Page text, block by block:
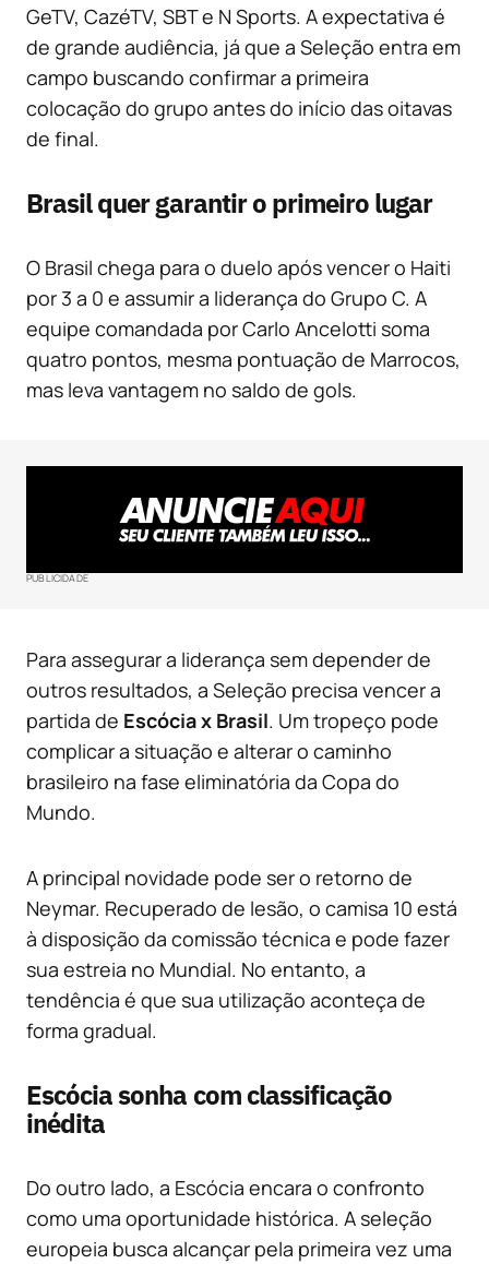
GeTV, CazéTV, SBT e N Sports. A expectativa é
de grande audiência, já que a Seleção entra em
campo buscando confirmar a primeira
colocação do grupo antes do início das oitavas
de final.
Brasil quer garantir o primeiro lugar
O Brasil chega para o duelo após vencer o Haiti
por 3 a 0 e assumir a liderança do Grupo C. A
equipe comandada por Carlo Ancelotti soma
quatro pontos, mesma pontuação de Marrocos,
mas leva vantagem no saldo de gols.
PUBLICIDADE
Para assegurar a liderança sem depender de
outros resultados, a Seleção precisa vencer a
partida de Escócia x Brasil. Um tropeço pode
complicar a situação e alterar o caminho
brasileiro na fase eliminatória da Copa do
Mundo.
A principal novidade pode ser o retorno de
Neymar. Recuperado de lesão, o camisa 10 está
à disposição da comissão técnica e pode fazer
sua estreia no Mundial. No entanto, a
tendência é que sua utilização aconteça de
forma gradual.
Escócia sonha com classificação
inédita
Do outro lado, a Escócia encara o confronto
como uma oportunidade histórica. A seleção
europeia busca alcançar pela primeira vez uma